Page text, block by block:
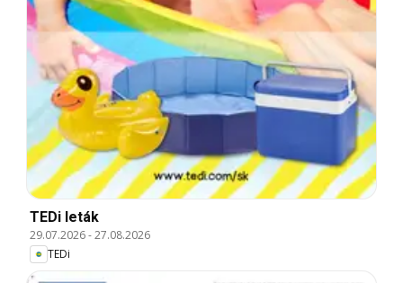
TEDi leták
29.07.2026-27.08.2026
TEDi